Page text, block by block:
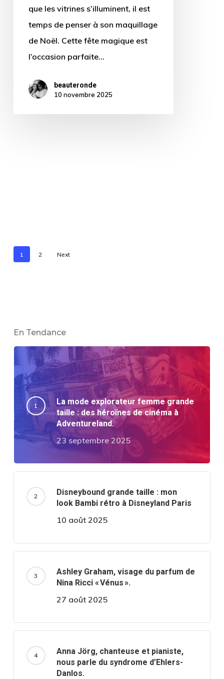
que les vitrines s’illuminent, il est
temps de penser à son maquillage
de Noël. Cette fête magique est
l’occasion parfaite…
beauteronde
10 novembre 2025
1 2 Next
En Tendance
La mode explorateur femme grande
taille : des héroïnes de cinéma à
Adventureland.
23 septembre 2025
Disneybound grande taille : mon
look Bambi rétro à Disneyland Paris
10 août 2025
Ashley Graham, visage du parfum de
Nina Ricci « Vénus ».
27 août 2025
Anna Jörg, chanteuse et pianiste,
nous parle du syndrome d’Ehlers-
Danlos.